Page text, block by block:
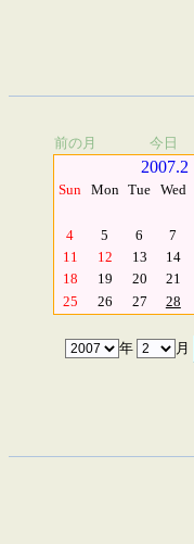
前の月 今日
2007.2
Sun Mon Tue Wed
4
5 6 7
11
12 13 14
18
19 20 21
25
26 27 28
年 月